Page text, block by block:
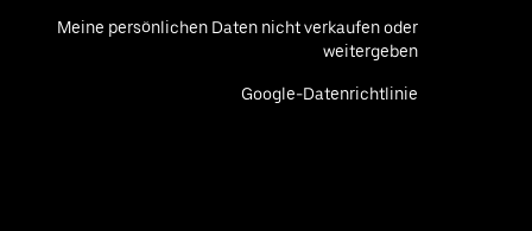
Meine persönlichen Daten nicht verkaufen oder
weitergeben
Google-Datenrichtlinie